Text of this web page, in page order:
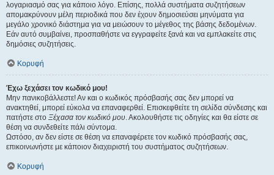
λογαριασμό σας για κάποιο λόγο. Επίσης, πολλά συστήματα συζητήσεων
απομακρύνουν μέλη περιοδικά που δεν έχουν δημοσιεύσει μηνύματα για
μεγάλο χρονικό διάστημα για να μειώσουν το μέγεθος της βάσης δεδομένων.
Εάν αυτό συμβαίνει, προσπαθήστε να εγγραφείτε ξανά και να εμπλακείτε στις
δημόσιες συζητήσεις.
Κορυφή
Έχω ξεχάσει τον κωδικό μου!
Μην πανικοβάλλεστε! Αν και ο κωδικός πρόσβασής σας δεν μπορεί να
ανακτηθεί, μπορεί εύκολα να επαναφερθεί. Επισκεφθείτε τη σελίδα σύνδεσης και
πατήστε στο Ξέχασα τον κωδικό μου. Ακολουθήστε τις οδηγίες και θα είστε σε
θέση να συνδεθείτε πάλι σύντομα.
Ωστόσο, αν δεν είστε σε θέση να επαναφέρετε τον κωδικό πρόσβασής σας,
επικοινωνήστε με κάποιον διαχειριστή του συστήματος συζητήσεων.
Κορυφή